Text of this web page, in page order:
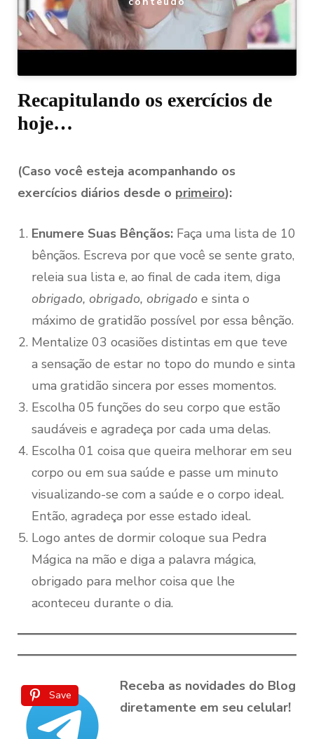
Recapitulando os exercícios de
hoje…
(Caso você esteja acompanhando os
exercícios diários desde o primeiro):
Enumere Suas Bênçãos: Faça uma lista de 10
bênçãos. Escreva por que você se sente grato,
releia sua lista e, ao final de cada item, diga
obrigado, obrigado, obrigado e sinta o
máximo de gratidão possível por essa bênção.
Mentalize 03 ocasiões distintas em que teve
a sensação de estar no topo do mundo e sinta
uma gratidão sincera por esses momentos.
Escolha 05 funções do seu corpo que estão
saudáveis e agradeça por cada uma delas.
Escolha 01 coisa que queira melhorar em seu
corpo ou em sua saúde e passe um minuto
visualizando-se com a saúde e o corpo ideal.
Então, agradeça por esse estado ideal.
Logo antes de dormir coloque sua Pedra
Mágica na mão e diga a palavra mágica,
obrigado para melhor coisa que lhe
aconteceu durante o dia.
Save
Receba as novidades do Blog
diretamente em seu celular!